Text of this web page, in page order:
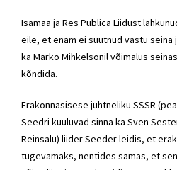
Isamaa ja Res Publica Liidust
eile, et enam ei suutnud vastu seina
ka Marko Mihkelsonil võimalus
kõndida.
Erakonnasisese juhtneliku SSSR
Seedri kuuluvad sinna ka Sven
Reinsalu) liider Seeder leidis, et
tugevamaks, nentides samas, et